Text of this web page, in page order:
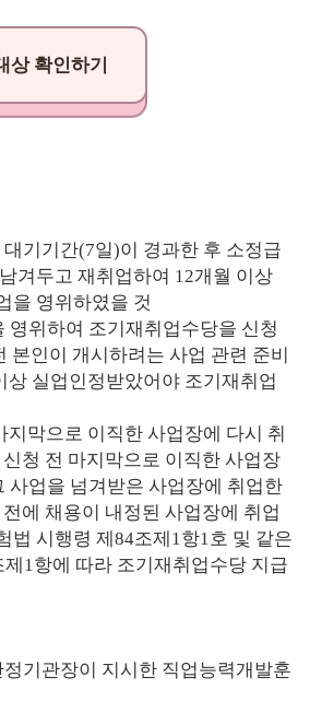
상 확인하기
기기간(7일)이 경과한 후 소정급
겨두고 재취업하여 12개월 이상
을 영위하였을 것
영위하여 조기재취업수당을 신청
본인이 개시하려는 사업 관련 준비
상 실업인정받았어야 조기재취업
막으로 이직한 사업장에 다시 취
청 전 마지막으로 이직한 사업장
사업을 넘겨받은 사업장에 취업한
에 채용이 내정된 사업장에 취업
법 시행령 제84조제1항1호 및 같은
1항에 따라 조기재취업수당 지급
기관장이 지시한 직업능력개발훈